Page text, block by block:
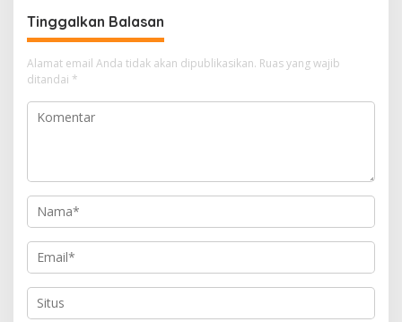
Tinggalkan Balasan
Alamat email Anda tidak akan dipublikasikan. Ruas yang wajib
ditandai *